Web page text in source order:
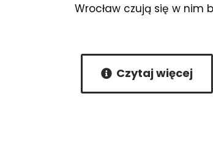
Wrocław czują się w nim
Czytaj więcej